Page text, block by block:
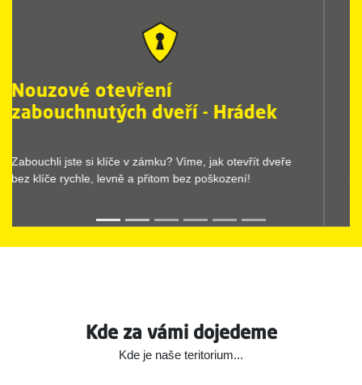
Nouzové otevření zamčených
dveří - Hrádek
Nouzové otevírání dveří provedeme vždy rychle a bez
komplikací. Stačí, když zavoláte Dr.Lock.
Kde za vámi dojedeme
Kde je naše teritorium...